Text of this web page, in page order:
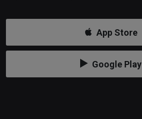
App Store
Google Play